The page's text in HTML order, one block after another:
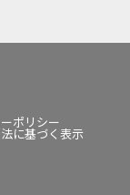
ポリシー
に基づく表示